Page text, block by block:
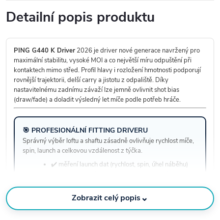
Detailní popis produktu
PING G440 K Driver 2026 je driver nové generace navržený pro
maximální stabilitu, vysoké MOI a co největší míru odpuštění při
kontaktech mimo střed. Profil hlavy i rozložení hmotnosti podporují
rovnější trajektorii, delší carry a jistotu z odpaliště. Díky
nastavitelnému zadnímu závaží lze jemně ovlivnit shot bias
(draw/fade) a doladit výsledný let míče podle potřeb hráče.
🎯 PROFESIONÁLNÍ FITTING DRIVERU
Správný výběr loftu a shaftu zásadně ovlivňuje rychlost míče,
spin, launch a celkovou vzdálenost z týčka.
✔️ měření launch dat (rychlost, spin, úhel náběhu)
Objednat fittingZobrazit celý popis⌄